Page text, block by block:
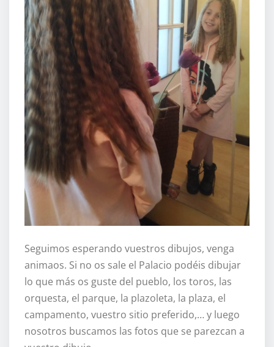
Seguimos esperando vuestros dibujos, venga
animaos. Si no os sale el Palacio podéis dibujar
lo que más os guste del pueblo, los toros, las
orquesta, el parque, la plazoleta, la plaza, el
campamento, vuestro sitio preferido,… y luego
nosotros buscamos las fotos que se parezcan a